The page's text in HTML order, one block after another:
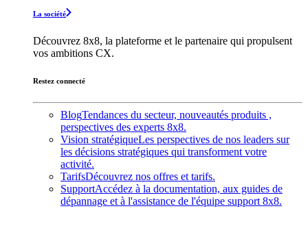
La société
Découvrez 8x8, la plateforme et le partenaire qui propulsent
vos ambitions CX.
Restez connecté
BlogTendances du secteur, nouveautés produits ,
perspectives des experts 8x8.
Vision stratégiqueLes perspectives de nos leaders sur
les décisions stratégiques qui transforment votre
activité.
TarifsDécouvrez nos offres et tarifs.
SupportAccédez à la documentation, aux guides de
dépannage et à l'assistance de l'équipe support 8x8.